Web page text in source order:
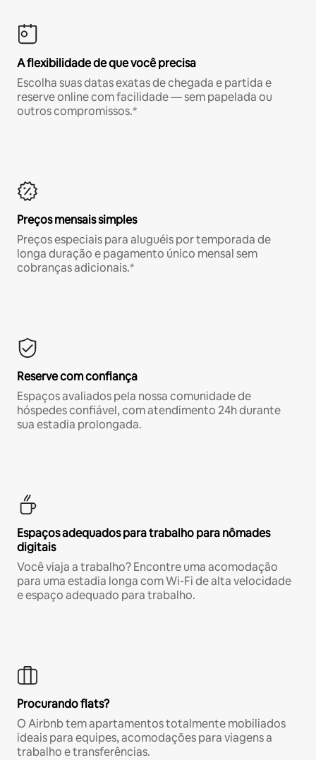
A flexibilidade de que você precisa
Escolha suas datas exatas de chegada e partida e
reserve online com facilidade — sem papelada ou
outros compromissos.*
Preços mensais simples
Preços especiais para aluguéis por temporada de
longa duração e pagamento único mensal sem
cobranças adicionais.*
Reserve com confiança
Espaços avaliados pela nossa comunidade de
hóspedes confiável, com atendimento 24h durante
sua estadia prolongada.
Espaços adequados para trabalho para nômades
digitais
Você viaja a trabalho? Encontre uma acomodação
para uma estadia longa com Wi-Fi de alta velocidade
e espaço adequado para trabalho.
Procurando flats?
O Airbnb tem apartamentos totalmente mobiliados
ideais para equipes, acomodações para viagens a
trabalho e transferências.